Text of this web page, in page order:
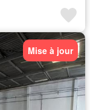
Mise à jour